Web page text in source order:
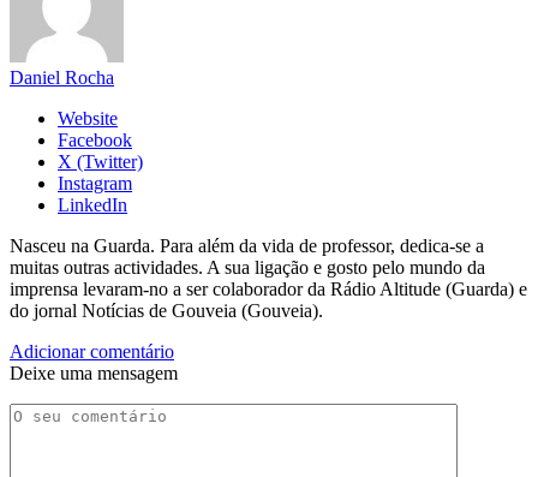
Daniel Rocha
Website
Facebook
X (Twitter)
Instagram
LinkedIn
Nasceu na Guarda. Para além da vida de professor, dedica-se a
muitas outras actividades. A sua ligação e gosto pelo mundo da
imprensa levaram-no a ser colaborador da Rádio Altitude (Guarda) e
do jornal Notícias de Gouveia (Gouveia).
Adicionar comentário
Deixe uma mensagem